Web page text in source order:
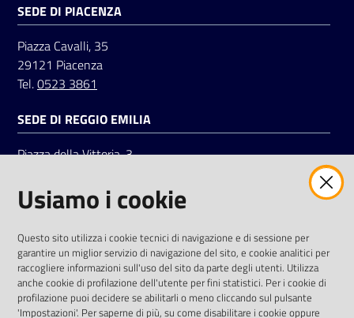
Seguici
su
SEDE DI PIACENZA
Piazza Cavalli, 35
29121 Piacenza
Tel.0523 3861
SEDE DI REGGIO EMILIA
Piazza della Vittoria, 3
Tel.0522 7961
LinkedinFacebookInstagram
Usiamo i cookie
Questo sito utilizza i cookie tecnici di navigazione e di sessione per
garantire un miglior servizio di navigazione del sito, e cookie analitici per
raccogliere informazioni sull'uso del sito da parte degli utenti. Utilizza
anche cookie di profilazione dell'utente per fini statistici. Per i cookie di
profilazione puoi decidere se abilitarli o meno cliccando sul pulsante
'Impostazioni'. Per saperne di più, su come disabilitare i cookie oppure